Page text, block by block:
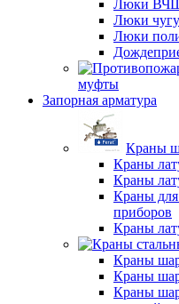
Люки
Люки
Люки
муфты
Запорная арматура
Краны
Краны
Краны
Краны для
приборов
Краны
Краны
Краны
Краны